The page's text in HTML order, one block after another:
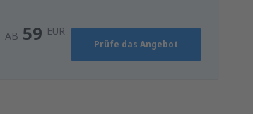
AB 59 EUR
Prüfe das Angebot